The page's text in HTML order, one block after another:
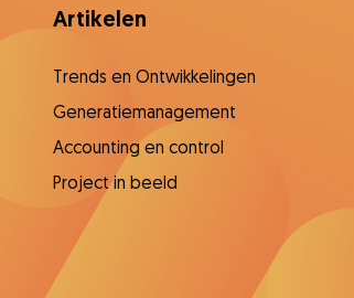
Artikelen
Trends en Ontwikkelingen
Generatiemanagement
Accounting en control
Project in beeld